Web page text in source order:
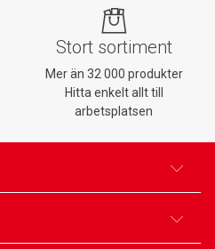
Stort sortiment
Mer än 32 000 produkter
Hitta enkelt allt till
arbetsplatsen